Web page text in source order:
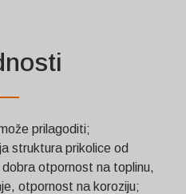
prilagoditi;
struktura prikolice od
otpornost na toplinu,
otpornost na koroziju;